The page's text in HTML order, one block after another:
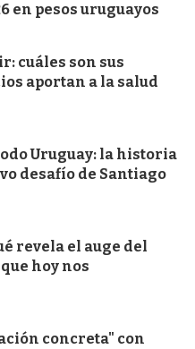
en pesos uruguayos
cuáles son sus
aportan a la salud
Uruguay: la historia
desafío de Santiago
revela el auge del
hoy nos
concreta" con